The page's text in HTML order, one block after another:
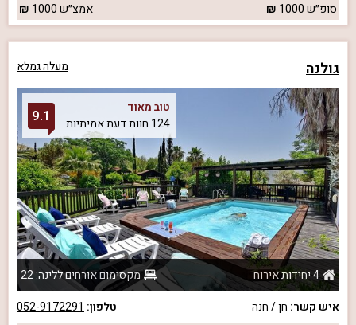
סופ״ש1000 אמצ״ש1000
גולנה מעלה גמלא
טוב מאוד
124 חוות דעת אמיתיות
9.1
4 יחידות אירוח
מקסימום אורחים ללינה: 22
איש קשר: חן / חנה טלפון: 052-9172291